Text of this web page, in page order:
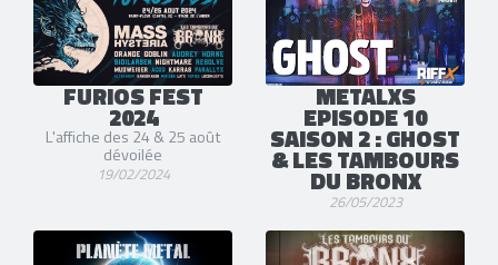
FURIOS FEST
2024
L'affiche des 24 & 25 août
dévoilée
19/02/2024
METALXS
EPISODE 10
SAISON 2 : GHOST
& LES TAMBOURS
DU BRONX
26/05/2023